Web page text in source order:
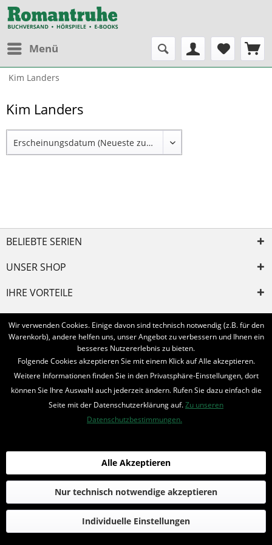
Menü
Kim Landers
Kim Landers
BELIEBTE SERIEN
UNSER SHOP
IHRE VORTEILE
INFORMIERT BLEIBEN
Bestellung widerrufen
* Alle Preise inkl. MwSt. und zzgl. Bearbeitungspauschale
© 2016-2022 Romantruhe - Buchversand, Joachim Otto
die profilschmiede - Internetagentur
Wir verwenden Cookies. Einige davon sind technisch notwendig (z.B. für den
Warenkorb), andere helfen uns, unser Angebot zu verbessern und Ihnen ein
besseres Nutzererlebnis zu bieten.
Folgende Cookies akzeptieren Sie mit einem Klick auf Alle akzeptieren.
Weitere Informationen finden Sie in den Privatsphäre-Einstellungen, dort
können Sie Ihre Auswahl auch jederzeit ändern. Rufen Sie dazu einfach die
Seite mit der Datenschutzerklärung auf.Zu unseren
Datenschutzbestimmungen.
Individuelle Einstellungen
Nur technisch notwendige akzeptieren
Alle Akzeptieren